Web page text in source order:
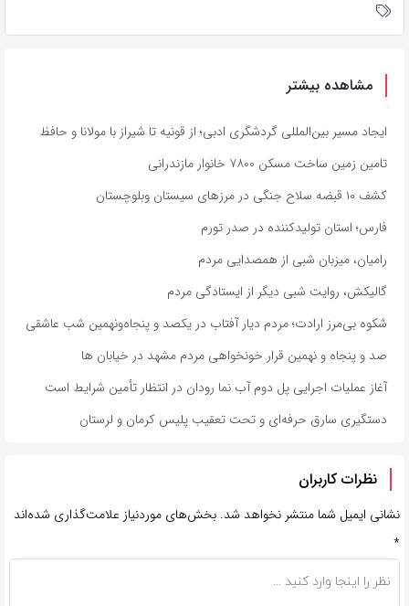
مشاهده بیشتر
ایجاد مسیر بین‌المللی گردشگری ادبی؛ از قونیه تا شیراز با مولانا و حافظ
تامین زمین ساخت مسکن ۷۸۰۰ خانوار مازندرانی
کشف ۱۰ قبضه سلاح جنگی در مرزهای سیستان وبلوچستان
فارس؛ استان تولیدکننده در صدر تورم
رامیان، میزبان شبی از همصدایی مردم
گالیکش، روایت شبی دیگر از ایستادگی مردم
شکوه بی‌مرز ارادت؛ مردم دیار آفتاب در یکصد و پنجاه‌ونهمین شب عاشقی
صد و پنجاه و نهمین قرار خونخواهی مردم مشهد در خیابان ها
آغاز عملیات اجرایی پل دوم آب نما رودان در انتظار تأمین شرایط است
دستگیری سارق حرفه‌ای و تحت تعقیب پلیس کرمان و لرستان
نظرات کاربران
نشانی ایمیل شما منتشر نخواهد شد. بخش‌های موردنیاز علامت‌گذاری شده‌اند
*